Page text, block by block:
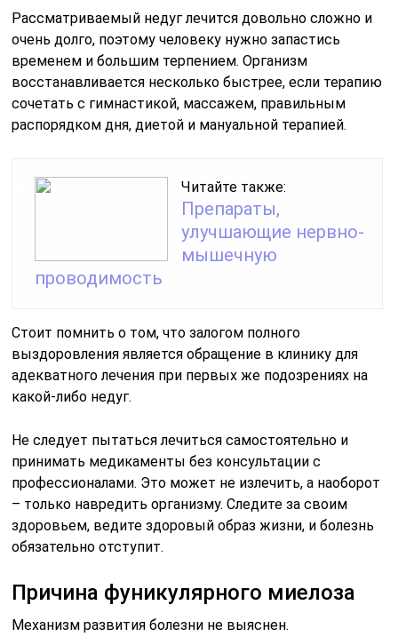
Рассматриваемый недуг лечится довольно сложно и
очень долго, поэтому человеку нужно запастись
временем и большим терпением. Организм
восстанавливается несколько быстрее, если терапию
сочетать с гимнастикой, массажем, правильным
распорядком дня, диетой и мануальной терапией.
Читайте также:
Препараты,
улучшающие нервно-
мышечную
проводимость
Стоит помнить о том, что залогом полного
выздоровления является обращение в клинику для
адекватного лечения при первых же подозрениях на
какой-либо недуг.
Не следует пытаться лечиться самостоятельно и
принимать медикаменты без консультации с
профессионалами. Это может не излечить, а наоборот
– только навредить организму. Следите за своим
здоровьем, ведите здоровый образ жизни, и болезнь
обязательно отступит.
Причина фуникулярного миелоза
Механизм развития болезни не выяснен.